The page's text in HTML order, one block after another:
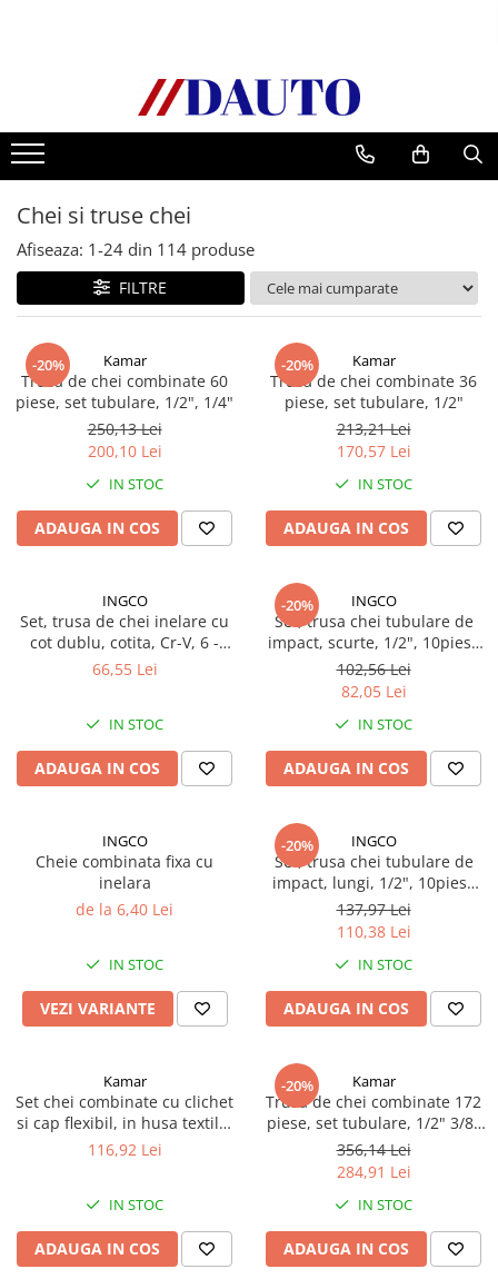
Bullbare, Suporti lumini camioane
Accesorii inox
DAF
CF Euro 6
DAF CF 85
DAF XF 105
Daf XF 95
Daf XG
Ford
TGL
TGS
Mercedes Actros
Mercedes Actros MP2
Mercedes Actros MP3
Mercedes Actros MP6
Mercedes Arocs
RENAULT
Premium
Scania RPG
Volvo
Volvo FH 3 Euro 5
Volvo FH 4 Euro 6
Volvo Model FM
Accesorii iluminare LED camioane
Bare LED (LED Bar) off-road, auto
si camion
Chei si truse chei
Afiseaza: 1-24 din 114 produse
FILTRE
-20% Kamar
Trusa de chei combinate 60
piese, set tubulare, 1/2", 1/4"
250,13 Lei
200,10 Lei
IN STOC
ADAUGA IN COS
-20% Kamar
Trusa de chei combinate 36
piese, set tubulare, 1/2"
213,21 Lei
170,57 Lei
IN STOC
ADAUGA IN COS
INGCO
Set, trusa de chei inelare cu
cot dublu, cotita, Cr-V, 6 -
22mm;
66,55 Lei
IN STOC
ADAUGA IN COS
-20% INGCO
Set, trusa chei tubulare de
impact, scurte, 1/2", 10piese
crom-molibden
102,56 Lei
82,05 Lei
IN STOC
ADAUGA IN COS
INGCO
Cheie combinata fixa cu
inelara
de la 6,40 Lei
IN STOC
VEZI VARIANTE
-20% INGCO
Set, trusa chei tubulare de
impact, lungi, 1/2", 10piese
crom-molibden
137,97 Lei
110,38 Lei
IN STOC
ADAUGA IN COS
Kamar
Set chei combinate cu clichet
si cap flexibil, in husa textila,
6 buc
116,92 Lei
IN STOC
ADAUGA IN COS
-20% Kamar
Trusa de chei combinate 172
piese, set tubulare, 1/2" 3/8"
1/4"
356,14 Lei
284,91 Lei
IN STOC
ADAUGA IN COS